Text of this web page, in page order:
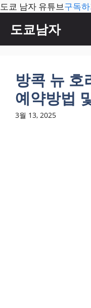
도쿄 남자 유튜브구독
츠
도쿄남자
방콕 뉴 호
예약방법
3월 13, 2025